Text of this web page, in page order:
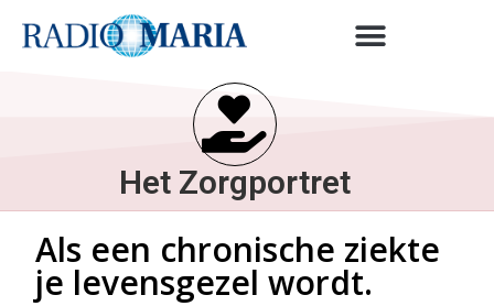
Het Zorgportret
Als een chronische ziekte
je levensgezel wordt.